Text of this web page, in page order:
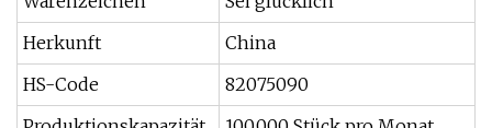
Herkunft
China
HS-Code
82075090